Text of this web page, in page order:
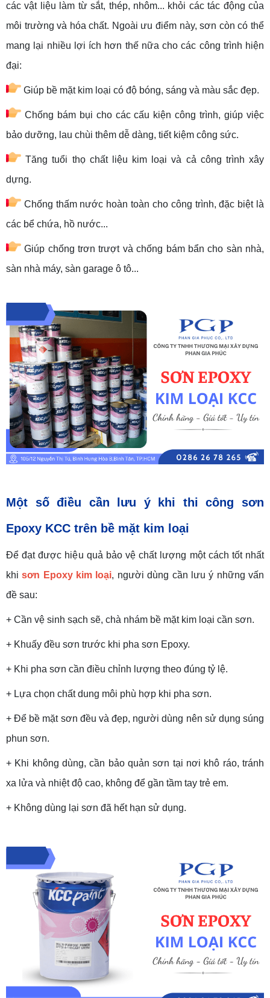
các vật liệu làm từ sắt, thép, nhôm... khỏi các tác động của
môi trường và hóa chất. Ngoài ưu điểm này, sơn còn có thể
mang lại nhiều lợi ích hơn thế nữa cho các công trình hiện
đại:
Giúp bề mặt kim loại có độ bóng, sáng và màu sắc đẹp.
Chống bám bụi cho các cấu kiện công trình, giúp việc
bảo dưỡng, lau chùi thêm dễ dàng, tiết kiệm công sức.
Tăng tuổi thọ chất liệu kim loại và cả công trình xây
dựng.
Chống thấm nước hoàn toàn cho công trình, đặc biệt là
các bể chứa, hồ nước...
Giúp chống trơn trượt và chống bám bẩn cho sàn nhà,
sàn nhà máy, sàn garage ô tô...
Một số điều cần lưu ý khi thi công sơn
Epoxy KCC trên bề mặt kim loại
Để đạt được hiệu quả bảo vệ chất lượng một cách tốt nhất
khisơn Epoxy kim loại, người dùng cần lưu ý những vấn
đề sau:
+ Cần vệ sinh sạch sẽ, chà nhám bề mặt kim loại cần sơn.
+ Khuấy đều sơn trước khi pha sơn Epoxy.
+ Khi pha sơn cần điều chỉnh lượng theo đúng tỷ lệ.
+ Lựa chọn chất dung môi phù hợp khi pha sơn.
+ Để bề mặt sơn đều và đẹp, người dùng nên sử dụng súng
phun sơn.
+ Khi không dùng, cần bảo quản sơn tại nơi khô ráo, tránh
xa lửa và nhiệt độ cao, không để gần tầm tay trẻ em.
+ Không dùng lại sơn đã hết hạn sử dụng.